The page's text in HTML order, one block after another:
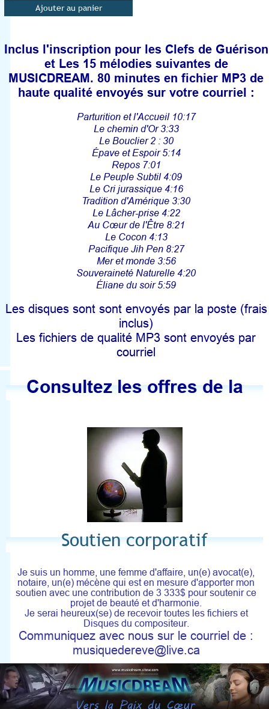
Ajouter au panier
Inclus l'inscription pour les Clefs de Guérison
et Les 15 mélodies suivantes de
MUSICDREAM. 80 minutes en fichier MP3 de
haute qualité envoyés sur votre courriel :
Parturition et l'Accueil 10:17
Le chemin d'Or 3:33
Le Bouclier 2 : 30
Épave et Espoir 5:14
Repos 7:01
Le Peuple Subtil 4:09
Le Cri jurassique 4:16
Tradition d'Amérique 3:30
Le Lâcher-prise 4:22
Au Cœur de l'Être 8:21
Le Cocon 4:13
Pacifique Jih Pen 8:27
Mer et monde 3:56
Souveraineté Naturelle 4:20
Éliane du soir 5:59
Les disques sont sont envoyés par la poste (frais
inclus)
Les fichiers de qualité MP3 sont envoyés par
courriel
Consultez les offres de la
Soutien corporatif
Je suis un homme, une femme d'affaire, un(e) avocat(e),
notaire, un(e) mécène qui est en mesure d'apporter mon
soutien avec une contribution de 3 333$ pour soutenir ce
projet de beauté et d'harmonie.
Je serai heureux(se) de recevoir toutes les fichiers et
Disques du compositeur.
Communiquez avec nous sur le courriel de :
musiquedereve@live.ca